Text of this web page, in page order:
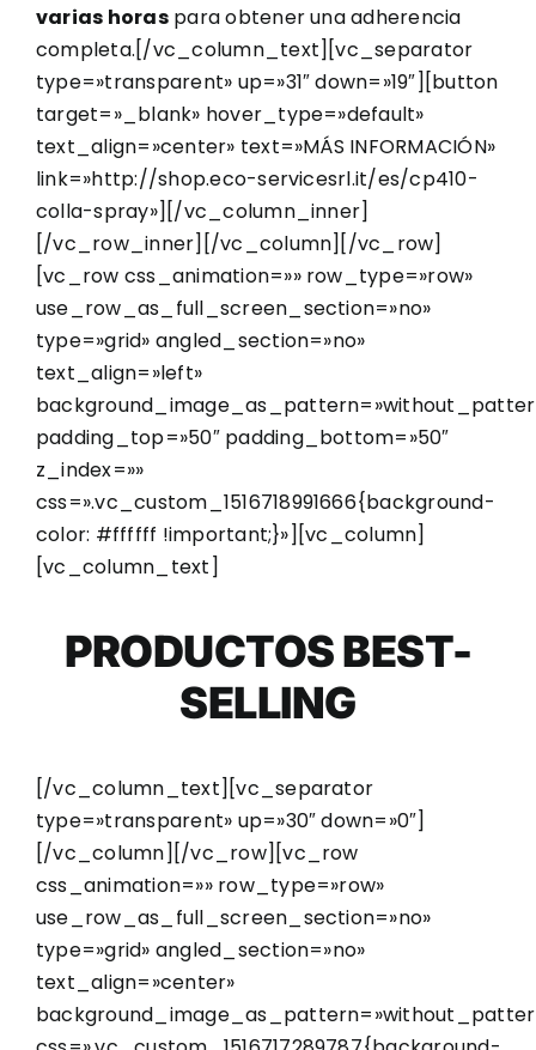
varias horaspara obtener una adherencia
completa.[/vc_column_text][vc_separator
type=»transparent» up=»31″ down=»19″][button
target=»_blank» hover_type=»default»
text_align=»center» text=»MÁS INFORMACIÓN»
link=»http://shop.eco-servicesrl.it/es/cp410-
colla-spray»][/vc_column_inner]
[/vc_row_inner][/vc_column][/vc_row]
[vc_row css_animation=»» row_type=»row»
use_row_as_full_screen_section=»no»
type=»grid» angled_section=»no»
text_align=»left»
padding_top=»50″ padding_bottom=»50″
z_index=»»
css=».vc_custom_1516718991666{background-
color: #ffffff !important;}»][vc_column]
[vc_column_text]
PRODUCTOS BEST-
SELLING
[/vc_column_text][vc_separator
type=»transparent» up=»30″ down=»0″]
[/vc_column][/vc_row][vc_row
css_animation=»» row_type=»row»
use_row_as_full_screen_section=»no»
type=»grid» angled_section=»no»
text_align=»center»